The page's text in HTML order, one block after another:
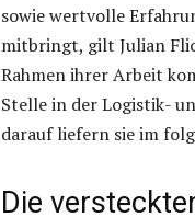
sowie wertvolle
mitbringt, gilt Julian
Rahmen ihrer Arbeit
Stelle in der Logistik-
darauf liefern sie im
Die